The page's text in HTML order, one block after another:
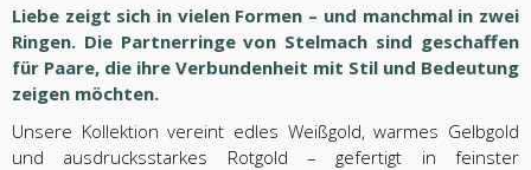
Liebe zeigt sich in vielen Formen – und manchmal in zwei
Ringen. Die Partnerringe von Stelmach sind geschaffen
für Paare, die ihre Verbundenheit mit Stil und Bedeutung
zeigen möchten.
Unsere Kollektion vereint edles Weißgold, warmes Gelbgold
und ausdrucksstarkes Rotgold – gefertigt in feinster